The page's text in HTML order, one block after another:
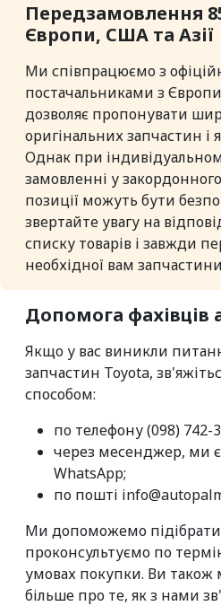
Передзамовлення
Європи, США та Азії
Ми співпрацюємо з
постачальниками з
дозволяє пропонувати
оригінальних запчастин і
Однак при
замовленні у
позиції можуть бути
звертайте увагу на
списку товарів і завжди
необхідної вам
Допомога фахівців
Якщо у вас виникли
запчастин Toyota,
способом:
по телефону (098) 742-
через месенджер, ми
WhatsApp;
по пошті
Ми допоможемо підібрати
проконсультуємо по
умовах покупки. Ви також
більше про те, як з нами